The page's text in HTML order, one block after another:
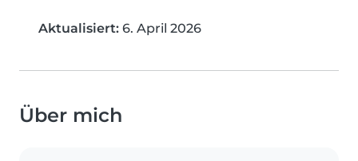
Aktualisiert: 6. April 2026
Über mich